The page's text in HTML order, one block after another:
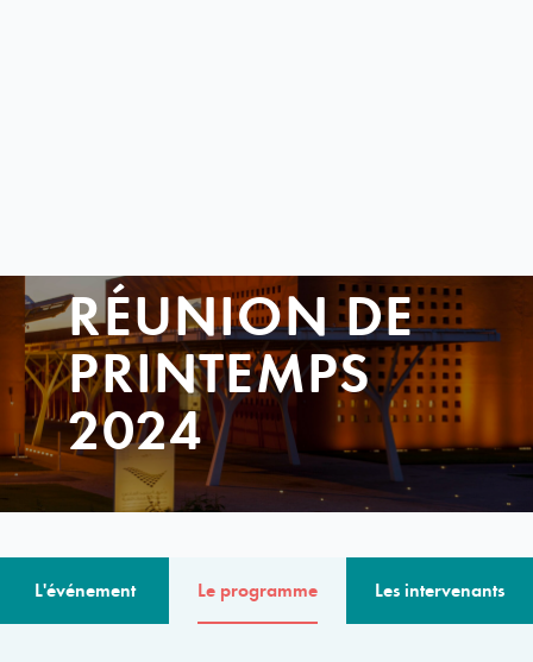
RÉUNION DE
PRINTEMPS
2024
L'événement Le programme Les intervenants